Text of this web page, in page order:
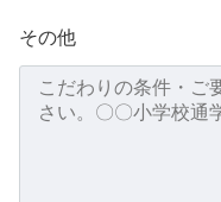
その他